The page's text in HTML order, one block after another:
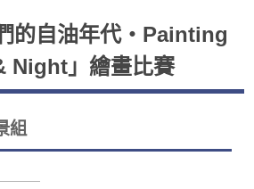
的自油年代‧Painting
Night」繪畫比賽
組